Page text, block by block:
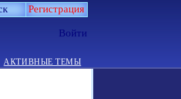
Регистрация
Войти
АКТИВНЫЕ ТЕМЫ